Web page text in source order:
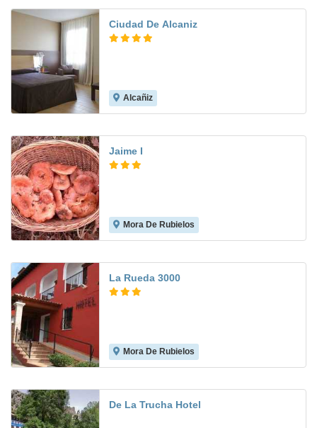
Ciudad De Alcaniz
Alcañiz
Jaime I
Mora De Rubielos
La Rueda 3000
Mora De Rubielos
De La Trucha Hotel